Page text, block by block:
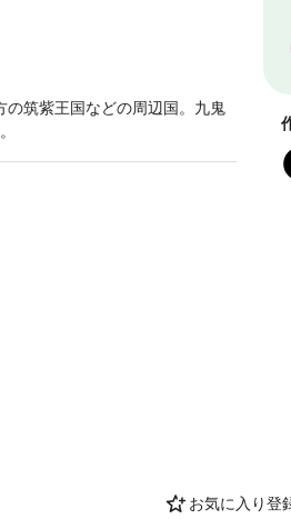
お気に入り登
の筑紫王国などの周辺国。九鬼